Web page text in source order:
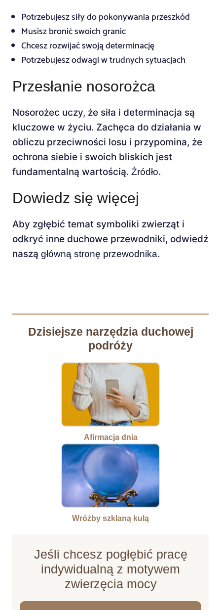
Potrzebujesz siły do pokonywania przeszkód
Musisz bronić swoich granic
Chcesz rozwijać swoją determinację
Potrzebujesz odwagi w trudnych sytuacjach
Przesłanie nosorożca
Nosorożec uczy, że siła i determinacja są
kluczowe w życiu. Zachęca do działania w
obliczu przeciwności losu i przypomina, że
ochrona siebie i swoich bliskich jest
fundamentalną wartością. Źródło.
Dowiedz się więcej
Aby zgłębić temat symboliki zwierząt i
odkryć inne duchowe przewodniki, odwiedź
naszą główną stronę przewodnika.
Dzisiejsze narzędzia duchowej
podróży
Afirmacja dnia
Wróżby szklaną kulą
Jeśli chcesz pogłębić pracę
indywidualną z motywem
zwierzęcia mocy